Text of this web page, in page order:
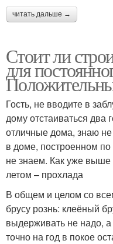
читать дальше →
Стоит ли
для
Гость, не вводите в
дому отстаиваться два
отличные дома, знаю
в доме, построенном по
не знаем. Как уже выше
летом – прохлада
В общем и целом со
брусу рознь: клеёный
выдерживать не надо,
точно на год в покое